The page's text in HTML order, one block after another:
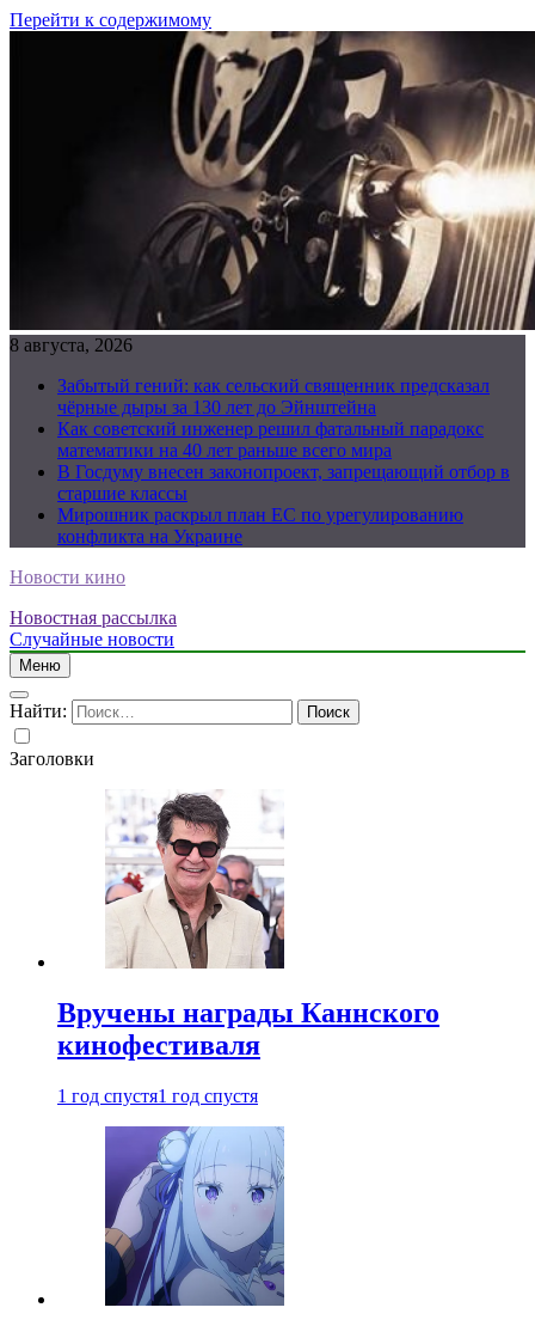
Перейти к содержимому
8 августа, 2026
Забытый гений: как сельский священник предсказал
чёрные дыры за 130 лет до Эйнштейна
Как советский инженер решил фатальный парадокс
математики на 40 лет раньше всего мира
В Госдуму внесен законопроект, запрещающий отбор в
старшие классы
Мирошник раскрыл план ЕС по урегулированию
конфликта на Украине
Новости кино
Новостная рассылка
Случайные новости
Меню
Найти:
Заголовки
Вручены награды Каннского
кинофестиваля
1 год спустя1 год спустя